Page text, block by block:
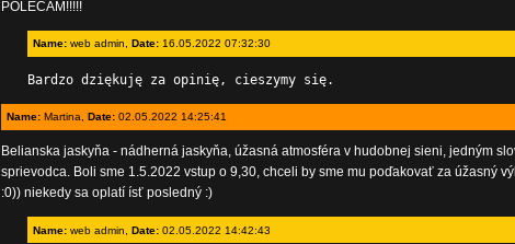
POLECAM!!!!!
Name:web admin, Date:16.05.2022 07:32:30
Bardzo dziękuję za opinię, cieszymy się.
Name:Martina, Date:02.05.2022 14:25:41
Belianska jaskyňa - nádherná jaskyňa, úžasná atmosféra v hudobnej sieni, jedným
sprievodca. Boli sme 1.5.2022 vstup o 9,30, chceli by sme mu poďakovať za úžasný
:0)) niekedy sa oplatí ísť posledný :)
Name:web admin, Date:02.05.2022 14:42:43